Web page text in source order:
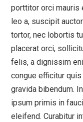
porttitor orci mauris
leo a, suscipit
tortor, nec lobortis
placerat orci,
felis, a dignissim
congue efficitur
gravida bibendum.
ipsum primis in
eleifend. Curabitur